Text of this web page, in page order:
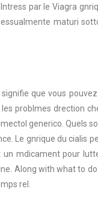
par le Viagra
maturi
que vous
problmes drection
generico. Quels
Le gnrique du cialis
mdicament pour
Along with what to
rel.